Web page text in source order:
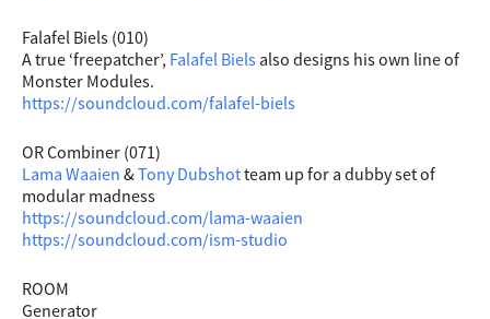
Falafel Biels (010)
A true ‘freepatcher’, Falafel Biels also designs his own line of
Monster Modules.
https://soundcloud.com/falafel-biels
OR Combiner (071)
Lama Waaien &Tony Dubshotteam up for a dubby set of
modular madness
https://soundcloud.com/lama-waaien
https://soundcloud.com/ism-studio
ROOM
Generator